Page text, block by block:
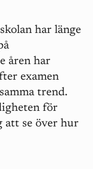
har länge
åren har
examen
trend.
för
att se över hur